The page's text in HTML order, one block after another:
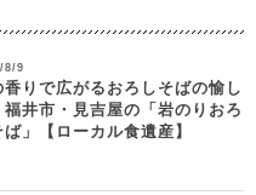
8/9
香りで広がるおろしそばの愉し
福井市・見吉屋の「岩のりおろ
ば」【ローカル食遺産】